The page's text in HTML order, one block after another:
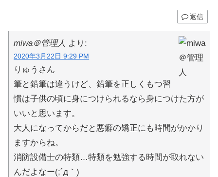
返信
miwa＠管理人 より:
2020年3月22日 9:29 PM
りゅうさん
筆と鉛筆は違うけど、鉛筆を正しくもつ習
慣は子供の頃に身につけられるなら身につけた方が
いいと思います。
大人になってからだと悪癖の矯正にも時間がかかり
ますからね。
消防設備士の特類…特類を勉強する時間が取れない
んだよなー(;´д｀)